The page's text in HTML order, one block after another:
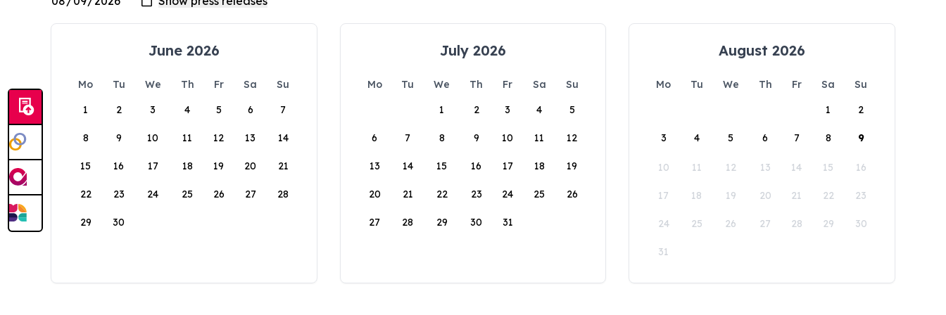
June 2026
Mo Tu We Th Fr Sa
Su
1
2 3 4 5 6 7
8 9 10 11 12 13 14
15 16 17 18 19 20 21
22 23 24 25 26 27 28
29 30
July 2026
Mo Tu We Th Fr Sa
Su
1
2 3 4 5
6 7 8 9 10 11 12
13 14 15 16 17 18 19
20 21 22 23 24 25 26
27 28 29 30 31
August 2026
Mo Tu We Th Fr Sa
Su
1
2
3 4 5 6 7 8 9
10 11 12 13 14 15 16
17 18 19 20 21 22 23
24 25 26 27 28 29 30
31